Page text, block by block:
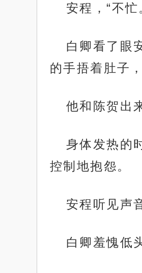
安程，“不忙
白卿看了眼
的手捂着肚子
他和陈贺出
身体发热的
控制地抱怨。
安程听见声
白卿羞愧低